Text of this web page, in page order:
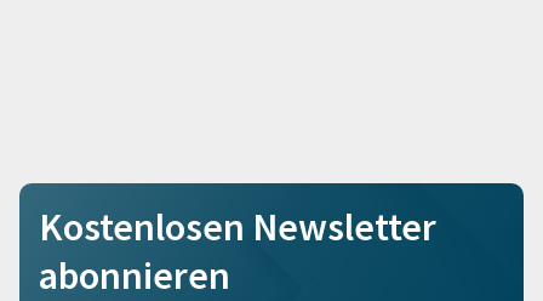
Kostenlosen Newsletter
abonnieren